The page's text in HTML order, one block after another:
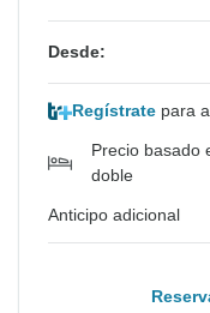
Desde:
Regístrate para
Precio basado
doble
Anticipo adicional